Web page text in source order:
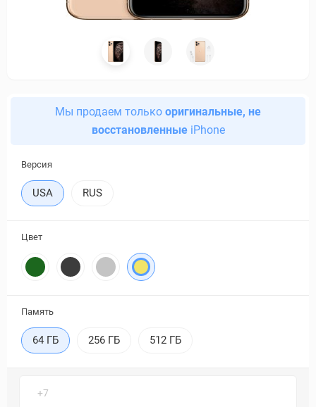
Мы продаем только оригинальные, не
восстановленныеiPhone
Версия
USA RUS
Цвет
Память
64 ГБ 256 ГБ 512 ГБ